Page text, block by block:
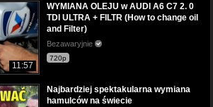
11:57
WYMIANA OLEJU w AUDI A6 C7 2. 0
TDI ULTRA + FILTR (How to change oil
and Filter)
Bezawaryjnie
720p
Najbardziej spektakularna wymiana
hamulców na świecie